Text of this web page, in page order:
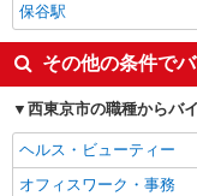
保谷駅
その他の条件で
西東京市の職種からバ
ヘルス・ビューティー
オフィスワーク・事務